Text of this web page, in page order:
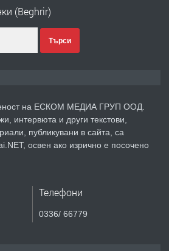
преди 1 година
по Математика
(Beghrir)
Търси
на ЕСКОМ МЕДИА ГРУП ООД.
интервюта и други текстови,
публикувани в сайта, са
освен ако изрично е посочено
Телефони
0336/ 66779